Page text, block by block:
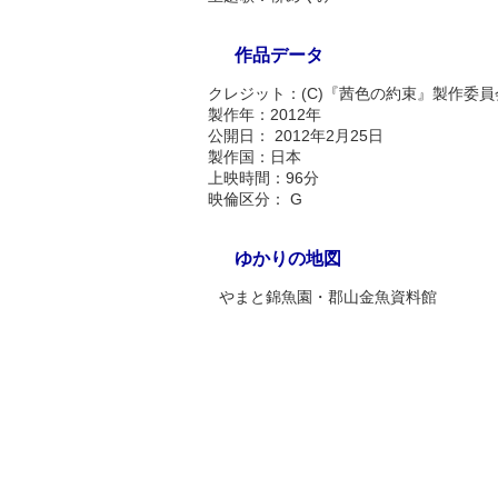
作品データ
クレジット：(C)『茜色の約束』製作委員
製作年：2012年
公開日： 2012年2月25日
製作国：日本
上映時間：96分
映倫区分： G
ゆかりの地図
やまと錦魚園・郡山金魚資料館